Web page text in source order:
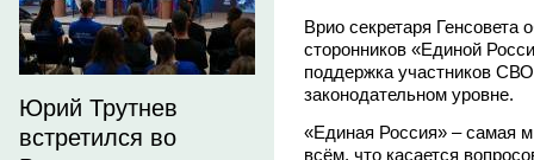
Юрий Трутнев
встретился во
Врио секретаря Генсовета
сторонников «Единой
поддержка участников
законодательном уровне.
«Единая Россия» – самая
всём, что касается